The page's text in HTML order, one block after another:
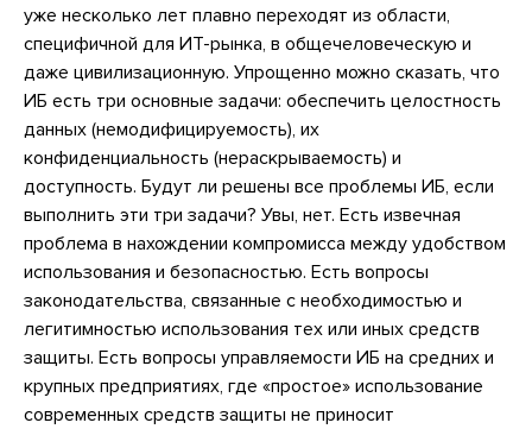
уже несколько лет плавно переходят из области,
специфичной для ИТ-рынка, в общечеловеческую и
даже цивилизационную. Упрощенно можно сказать, что
ИБ есть три основные задачи: обеспечить целостность
данных (немодифицируемость), их
конфиденциальность (нераскрываемость) и
доступность. Будут ли решены все проблемы ИБ, если
выполнить эти три задачи? Увы, нет. Есть извечная
проблема в нахождении компромисса между удобством
использования и безопасностью. Есть вопросы
законодательства, связанные с необходимостью и
легитимностью использования тех или иных средств
защиты. Есть вопросы управляемости ИБ на средних и
крупных предприятиях, где «простое» использование
современных средств защиты не приносит